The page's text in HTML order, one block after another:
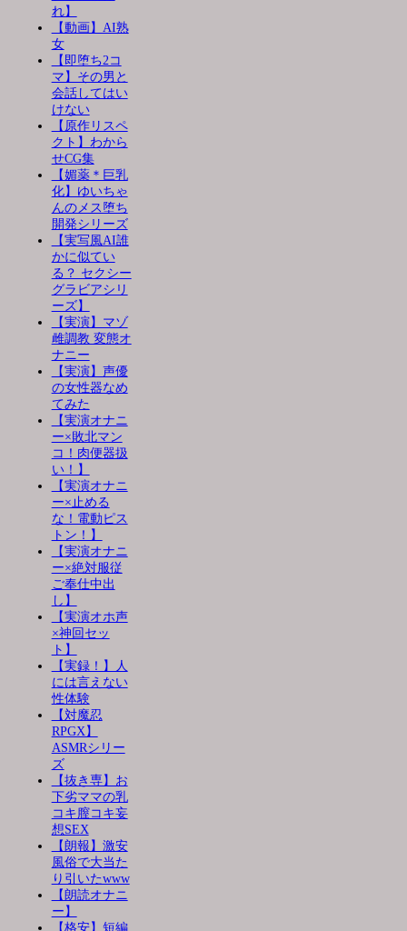
れ】
【動画】AI熟
女
【即堕ち2コ
マ】その男と
会話してはい
けない
【原作リスペ
クト】わから
せCG集
【媚薬＊巨乳
化】ゆいちゃ
んのメス堕ち
開発シリーズ
【実写風AI誰
かに似てい
る？ セクシー
グラビアシリ
ーズ】
【実演】マゾ
雌調教 変態オ
ナニー
【実演】声優
の女性器なめ
てみた
【実演オナニ
ー×敗北マン
コ！肉便器扱
い！】
【実演オナニ
ー×止める
な！電動ピス
トン！】
【実演オナニ
ー×絶対服従
ご奉仕中出
し】
【実演オホ声
×神回セッ
ト】
【実録！】人
には言えない
性体験
【対魔忍
RPGX】
ASMRシリー
ズ
【抜き専】お
下劣ママの乳
コキ膣コキ妄
想SEX
【朗報】激安
風俗で大当た
り引いたwww
【朗読オナニ
ー】
【格安】短編